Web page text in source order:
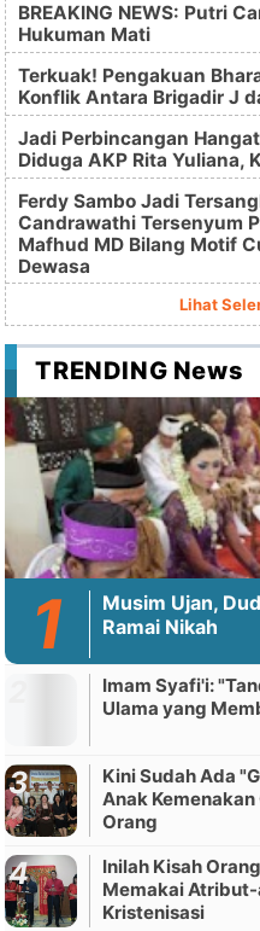
BREAKING NEWS: Putri
Hukuman Mati
Terkuak! Pengakuan
Konflik Antara Brigadir J
Jadi Perbincangan
Diduga AKP Rita Yuliana,
Ferdy Sambo Jadi
Candrawathi Tersenyum
Mafhud MD Bilang Motif
Dewasa
Lihat
TRENDING News
Musim Ujan,
Ramai Nikah
Imam Syafi'i:
Ulama yang
Kini Sudah Ada
Anak
Orang
Inilah Kisah
Memakai
Kristenisasi